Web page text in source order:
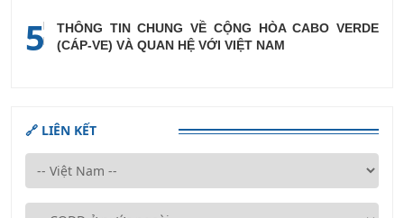
5
THÔNG TIN CHUNG VỀ CỘNG HÒA CABO VERDE
(CÁP-VE) VÀ QUAN HỆ VỚI VIỆT NAM
🔗 LIÊN KẾT